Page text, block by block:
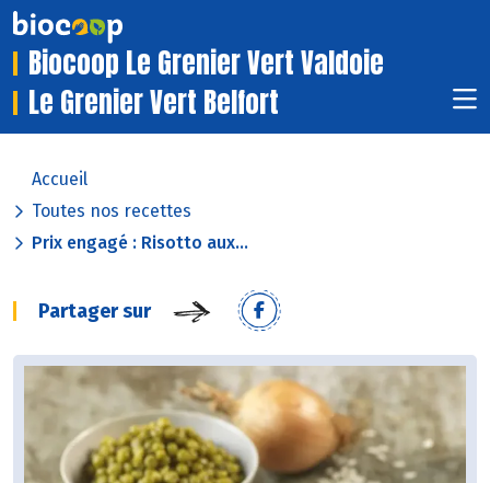
Biocoop Le Grenier Vert Valdoie
Le Grenier Vert Belfort
Accueil
Toutes nos recettes
Prix engagé : Risotto aux...
Partager sur